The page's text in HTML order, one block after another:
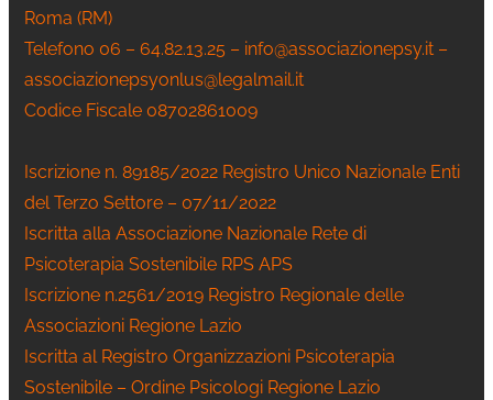
Roma (RM)
Telefono 06 – 64.82.13.25 – info@associazionepsy.it –
associazionepsyonlus@legalmail.it
Codice Fiscale 08702861009
Iscrizione n. 89185/2022 Registro Unico Nazionale Enti
del Terzo Settore – 07/11/2022
Iscritta alla Associazione Nazionale Rete di
Psicoterapia Sostenibile RPS APS
Iscrizione n.2561/2019 Registro Regionale delle
Associazioni Regione Lazio
Iscritta al Registro Organizzazioni Psicoterapia
Sostenibile – Ordine Psicologi Regione Lazio